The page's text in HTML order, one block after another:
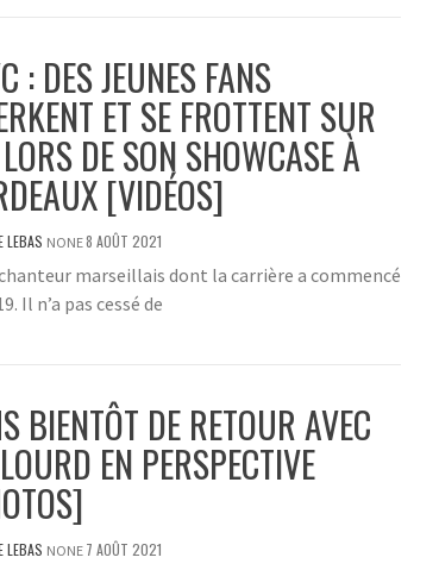
: DES JEUNES FANS
ET SE FROTTENT SUR
DE SON SHOWCASE À
[VIDÉOS]
LEBAS NONE8 AOÛT 2021
marseillais dont la carrière a commencé
Il n’a pas cessé de
BIENTÔT DE RETOUR AVEC
EN PERSPECTIVE
LEBAS NONE 7 AOÛT 2021